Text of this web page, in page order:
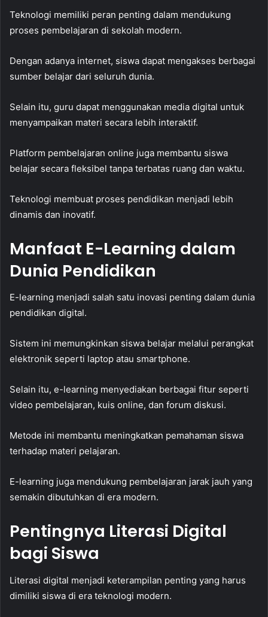
Teknologi memiliki peran penting dalam mendukung
proses pembelajaran di sekolah modern.
Dengan adanya internet, siswa dapat mengakses berbagai
sumber belajar dari seluruh dunia.
Selain itu, guru dapat menggunakan media digital untuk
menyampaikan materi secara lebih interaktif.
Platform pembelajaran online juga membantu siswa
belajar secara fleksibel tanpa terbatas ruang dan waktu.
Teknologi membuat proses pendidikan menjadi lebih
dinamis dan inovatif.
Manfaat E-Learning dalam
Dunia Pendidikan
E-learning menjadi salah satu inovasi penting dalam dunia
pendidikan digital.
Sistem ini memungkinkan siswa belajar melalui perangkat
elektronik seperti laptop atau smartphone.
Selain itu, e-learning menyediakan berbagai fitur seperti
video pembelajaran, kuis online, dan forum diskusi.
Metode ini membantu meningkatkan pemahaman siswa
terhadap materi pelajaran.
E-learning juga mendukung pembelajaran jarak jauh yang
semakin dibutuhkan di era modern.
Pentingnya Literasi Digital
bagi Siswa
Literasi digital menjadi keterampilan penting yang harus
dimiliki siswa di era teknologi modern.